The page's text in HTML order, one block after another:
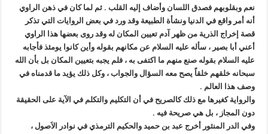
نعم وبقلوبهم فصدق اللسان وأضاف إليه القلب . ثم لما كان في ذهن الراوي
أنه أمر واقع في الدنيا ونشأة الطبيعة وقد ورد في بعض الروايات التي تذكر
قصة إخراج الذرية من ظهر آدم تعيين المكان له وقد روى بعضها هذا الراوي
أعني أبا بصير ، سأله عليه السلام عن مكانهم بقوله وأين كانوا يومئذ فأجابه
عليه السلام بقوله صنع منهم ما اكتفى به ، فلم يجبه بتعيين المكان بل بأن الله
سبحانه خلقهم خلقاً يصح معه السؤال والجواب ، وكل ذلك يؤيد ما قدمناه في
وصف هذا العالم .
والرواية كغيرها مع ذلك كالصريح في أن التكليم والتكلم في الآية على الحقيقة
دون المجاز ، بل هي صريحة فيه .
وفي الدر المنثور أخرج عبد بن حميد والحكيم الترمذي في نوادر الاَصول ،